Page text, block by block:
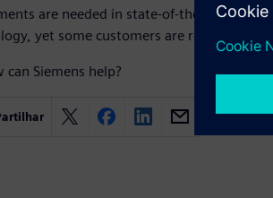
are needed in state-of-the-art
yet some customers are reluctant to
can Siemens help?